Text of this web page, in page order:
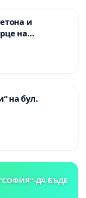
и
на
на бул.
ДА БЪДЕ